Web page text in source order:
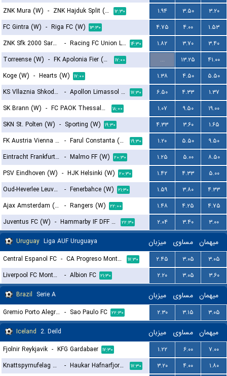
ZNK Mura (W) - ZNK Hajduk Split (W) ۱۲:۳۰ ۱.۹۴ ۳.۵۰
۳.۲۰
FC Gintra (W) - Riga FC (W) ۱۳:۳۰ ۴.۷۵ ۴.۰۰
۱.۵۳
ZNK Sfk 2000 Sarajevo (W)
- Racing FC Union Luxembourg (W) ۱۴:۳۰ ۱.۸۲ ۳.۷۰
۳.۴۰
Torreense (W) - FK Apolonia Fier (W) ۱۷:۰۰ ... ۱۳.۲۵
۴۱.۰۰
Koge (W) - Hearts (W) ۱۷:۰۰ ۱.۳۸ ۴.۵۰
۵.۵۰
KS Vllaznia Shkoder (W)
- Apollon Limassol FC (W) ۱۷:۳۰ ۶.۵۰ ۴.۳۳
۱.۳۷
SK Brann (W) - FC PAOK Thessaloniki (W) ۱۸:۰۰ ۱.۰۷ ۹.۵۰
۱۹.۰۰
SKN St. Polten (W) - Sporting (W) ۱۹:۳۰ ۴.۳۳ ۳.۶۰
۱.۶۵
FK Austria Vienna (W) - Farul Constanta (W) ۱۹:۳۰ ۱.۲۰ ۵.۵۰
۹.۵۰
Eintracht Frankfurt (W) - Malmo FF (W) ۲۰:۳۰ ۱.۲۵ ۵.۰۰
۸.۵۰
PSV Eindhoven (W) - HJK Helsinki (W) ۲۰:۳۰ ۱.۴۲ ۴.۳۳
۵.۰۰
Oud-Heverlee Leuven (W)
- Fenerbahce (W) ۲۱:۳۰ ۱.۵۹ ۳.۸۰
۴.۳۳
Ajax Amsterdam (W)
- Rangers (W) ۲۲:۰۰ ۱.۴۸ ۴.۲۵
۴.۷۵
Juventus FC (W) - Hammarby IF DFF (W) ۲۲:۳۰ ۲.۰۴ ۳.۴۰
۳.۰۰
Uruguay Liga AUF Uruguaya میزبان مساوی میهمان
Central Espanol FC - CA Progreso Montevideo ۱۷:۳۰ ۲.۴۵ ۳.۰۵
۳.۰۵
Liverpool FC Montevideo
- Albion FC ۲۱:۳۰ ۲.۲۰ ۳.۰۵
۳.۶۰
Brazil Serie A میزبان مساوی میهمان
Gremio Porto Alegrense RS - Sao Paulo FC ۲۲:۳۰ ۲.۳۰ ۳.۱۵
۳.۰۵
Iceland 2. Deild میزبان مساوی میهمان
Fjolnir Reykjavik - KFG Gardabaer ۱۷:۳۰ ۱.۲۲ ۶.۰۰
۷.۰۰
Knattspyrnufelag Austfjarda
- Haukar Hafnarfjordur ۱۷:۳۰ ۳.۲۰ ۴.۰۰
۱.۸۰